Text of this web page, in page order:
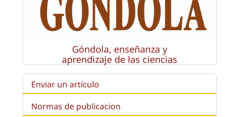
Góndola, enseñanza y
aprendizaje de las ciencias
Enviar un artículo
Normas de publicacion